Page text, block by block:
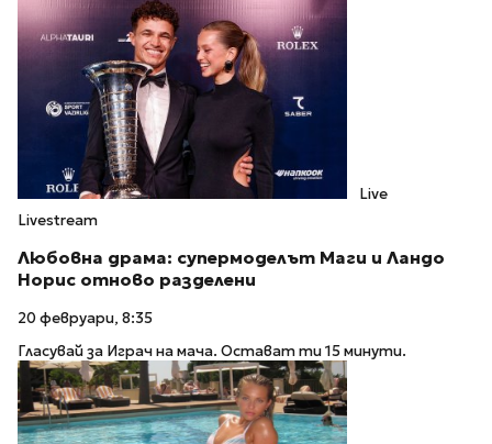
Live
Livestream
Любовна драма: супермоделът Маги и Ландо
Норис отново разделени
20 февруари, 8:35
Гласувай за Играч на мача. Остават ти 15 минути.